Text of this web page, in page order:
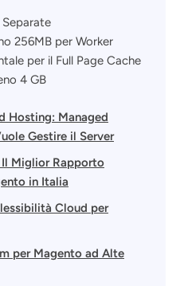
Separate
256MB per Worker
per il Full Page Cache
4 GB
Hosting: Managed
Gestire il Server
Il Miglior Rapporto
in Italia
Cloud per
per Magento ad Alte